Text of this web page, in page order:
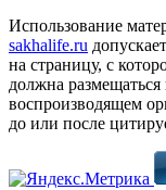
Использование
sakhalife.ru
на страницу, с
должна размещаться
воспроизводящем
до или после